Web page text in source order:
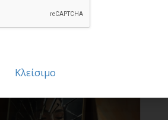
αυτό που καταστρέφει μια
σχέση, μια [...]
Κλείσιμο